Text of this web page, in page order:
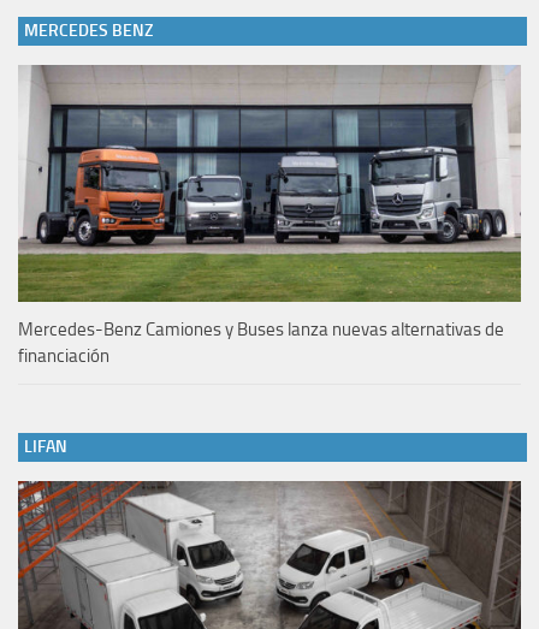
MERCEDES BENZ
Mercedes-Benz Camiones y Buses lanza nuevas alternativas de
financiación
LIFAN